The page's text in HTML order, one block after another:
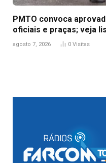
PMTO convoca
oficiais e praças; veja
agosto 7, 2026 0 Visitas